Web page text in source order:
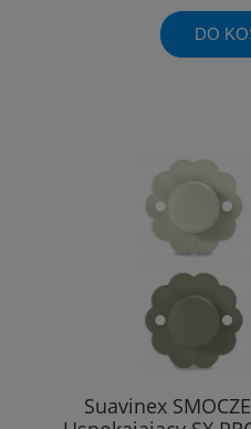
DO
Suavinex